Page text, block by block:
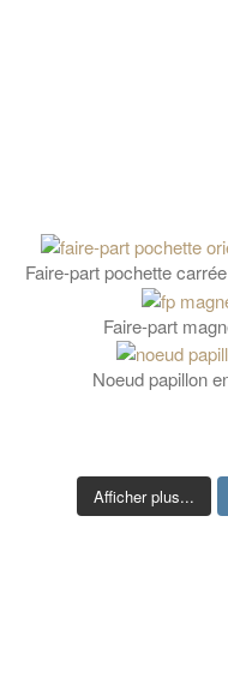
Faire-part pochette
Faire-part
Noeud papillon
Afficher plus...